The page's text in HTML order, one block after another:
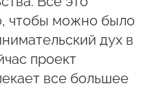
чтобы можно было
дух в
проект
все большее